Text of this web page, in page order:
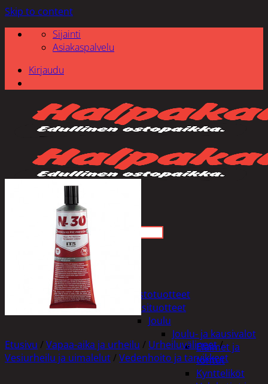
Skip to content
Sijainti
Asiakaspalvelu
Kirjaudu
Etsi:
Tuotevalikoima
Poistotuotteet
Kausituotteet
Joulu
Joulu- ja kausivalot
Eläimet ja
tontut
Kyntteliköt
Etusivu / Vapaa-aika ja urheilu / Urheiluvälineet/
Vesiurheilu ja uimalelut / Vedenhoito ja tarvikkeet